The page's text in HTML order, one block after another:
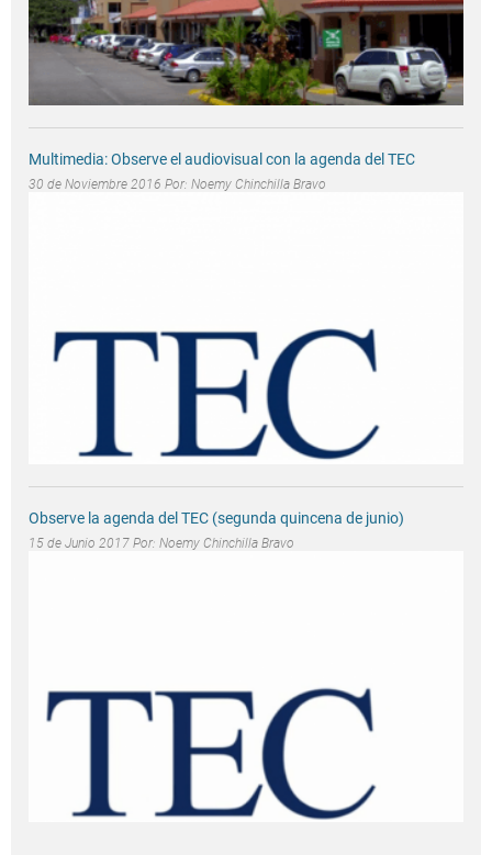
Multimedia: Observe el audiovisual con la agenda del TEC
30 de Noviembre 2016 Por: Noemy Chinchilla Bravo
Observe la agenda del TEC (segunda quincena de junio)
15 de Junio 2017 Por: Noemy Chinchilla Bravo